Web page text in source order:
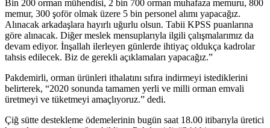
Bin 200 orman mühendisi, 2 bin 700 orman muhafaza memuru, 800
memur, 300 şoför olmak üzere 5 bin personel alımı yapacağız.
Alınacak arkadaşlara hayırlı uğurlu olsun. Tabii KPSS puanlarına
göre alınacak. Diğer meslek mensuplarıyla ilgili çalışmalarımız da
devam ediyor. İnşallah ilerleyen günlerde ihtiyaç oldukça kadrolar
tahsis edilecek. Biz de gerekli açıklamaları yapacağız.”
Pakdemirli, orman ürünleri ithalatını sıfıra indirmeyi istediklerini
belirterek, “2020 sonunda tamamen yerli ve milli orman emvali
üretmeyi ve tüketmeyi amaçlıyoruz.” dedi.
Çiğ sütte destekleme ödemelerinin bugün saat 18.00 itibarıyla üretici